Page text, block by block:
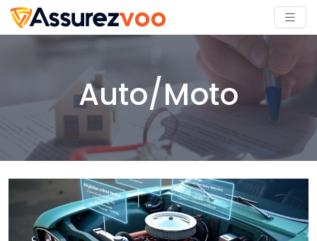
Auto/Moto